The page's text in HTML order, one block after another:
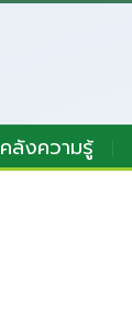
คลังความรู้